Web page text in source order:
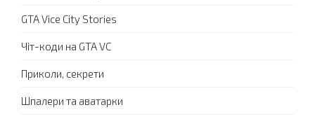
GTA Vice City Stories
Чіт-коди на GTA VC
Приколи, секрети
Шпалери та аватарки